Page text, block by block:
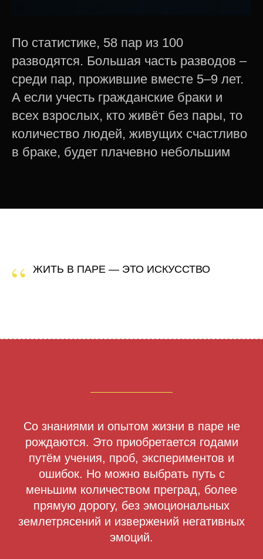
По статистике, 58 пар из 100
разводятся. Большая часть разводов –
среди пар, прожившие вместе 5–9 лет.
А если учесть гражданские браки и
всех взрослых, кто живёт без пары, то
количество людей, живущих счастливо
в браке, будет плачевно небольшим
“ ЖИТЬ В ПАРЕ — ЭТО ИСКУССТВО
Со знаниями и опытом жизни в паре не
рождаются. Это приобретается годами
путём учения, проб, экспериментов и
ошибок. Но можно выбрать путь с
меньшим количеством преград, более
прямую дорогу, без эмоциональных
землетрясений и извержений негативных
эмоций.